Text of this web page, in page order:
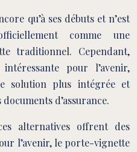
qu’à ses débuts et n’est
comme une
traditionnel. Cependant,
pour l’avenir,
solution plus intégrée et
d’assurance.
alternatives offrent des
l’avenir, le porte-vignette